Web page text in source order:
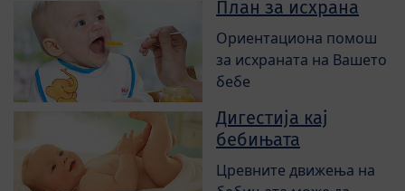
План за исхрана
Ориентациона помош
за исхраната на Вашето
бебе
Дигестија кај
бебињата
Цревните движења на